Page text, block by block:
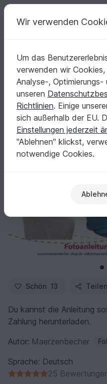
Deine kreativen Ideen
Deutsch | € (EUR)
Startseite Nähen Damen
KapuzenLoop für
KapuzenLoop für
Schön 13 Teilen
Du kannst die Anleitung
Zahlung herunterladen.
Autor: Maerzenbecher
Sprache: Deutsch
25
Wir verwenden
Um das
verwenden wir
Analyse-,
unseren
Richtlinien. Einige
sich außerhalb der EU.
Einstellungen jederzeit
"Ablehnen" klickst,
notwendige Cookies.